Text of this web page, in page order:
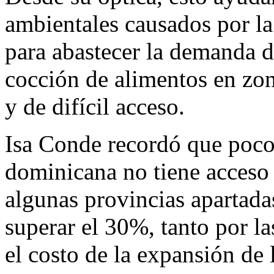
ambientales causados por
para abastecer la
cocción de alimentos en
y de difícil acceso.
Isa Conde recordó que
dominicana no tiene
algunas provincias
superar el 30%, tanto por
el costo de la expansión de